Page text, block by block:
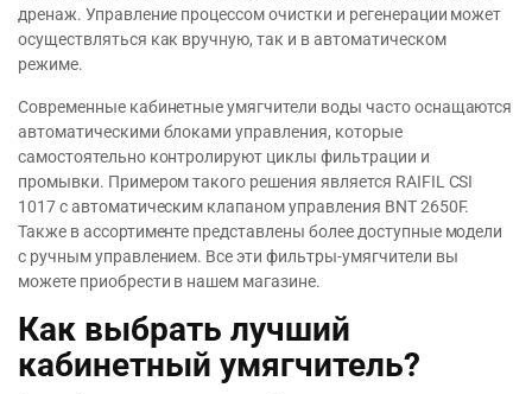
дренаж. Управление процессом очистки и регенерации может
осуществляться как вручную, так и в автоматическом
режиме.
Современные кабинетные умягчители воды часто оснащаются
автоматическими блоками управления, которые
самостоятельно контролируют циклы фильтрации и
промывки. Примером такого решения является RAIFIL CSI
1017 с автоматическим клапаном управления BNT 2650F.
Также в ассортименте представлены более доступные модели
с ручным управлением. Все эти фильтры-умягчители вы
можете приобрести в нашем магазине.
Как выбрать лучший
кабинетный умягчитель?